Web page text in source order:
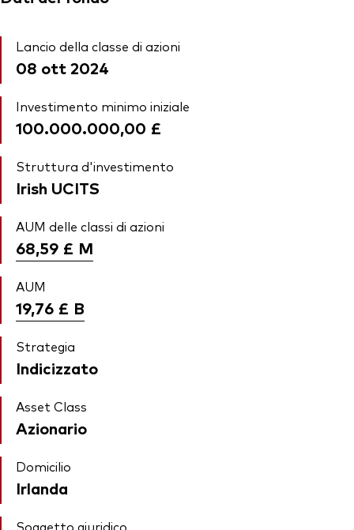
Lancio della classe di azioni
08 ott 2024
Investimento minimo iniziale
100.000.000,00 £
Struttura d'investimento
Irish UCITS
AUM delle classi di azioni
68,59 £ M
AUM
19,76 £ B
Strategia
Indicizzato
Asset Class
Azionario
Domicilio
Irlanda
Soggetto giuridico